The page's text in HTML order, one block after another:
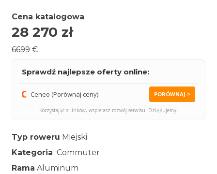
Cena katalogowa
28 270 zł
6699 €
Sprawdź najlepsze oferty online:
Ceneo (Porównaj ceny) PORÓWNAJ >
Korzystając z linków, wspierasz rozwój serwisu. Dziękujemy!
Typ roweru Miejski
Kategoria Commuter
Rama Aluminum